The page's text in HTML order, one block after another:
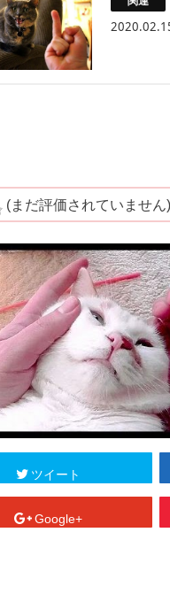
(まだ評価されていません)
ツイート
Google+